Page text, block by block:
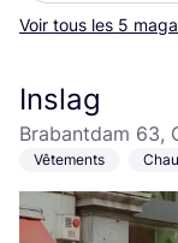
Voir tous les 5
Inslag
Brabantdam 63,
Vêtements